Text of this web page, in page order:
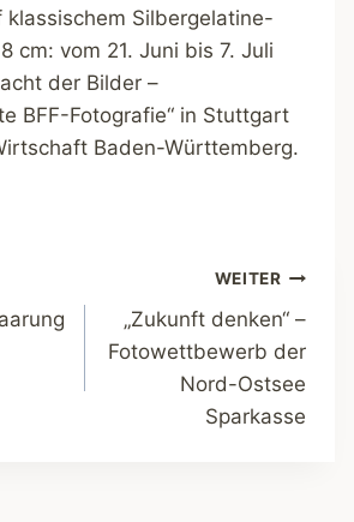
Silbergelatine-
cm: vom 21. Juni bis 7. Juli
der Bilder –
BFF-Fotografie“ in Stuttgart
Baden-Württemberg.
WEITER
„Zukunft denken“ –
Fotowettbewerb der
Nord-Ostsee
Sparkasse